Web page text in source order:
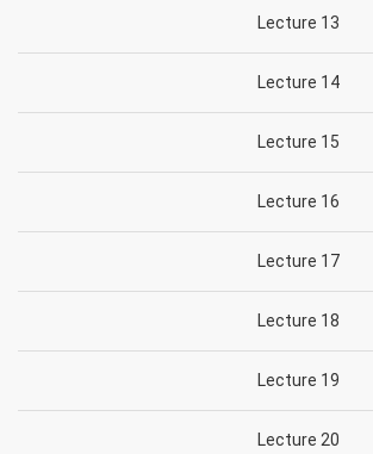
Lecture 13
Lecture 14
Lecture 15
Lecture 16
Lecture 17
Lecture 18
Lecture 19
Lecture 20